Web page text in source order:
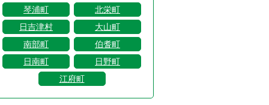
琴浦町
北栄町
日吉津村
大山町
南部町
伯耆町
日南町
日野町
江府町